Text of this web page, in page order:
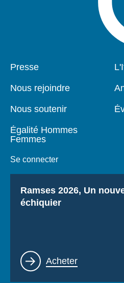
Pied
Presse
Nous rejoindre
Nous soutenir
Égalité Hommes
Femmes
Se connecter
Titre
Ramses 2026, Un
échiquier
Lien
Acheter